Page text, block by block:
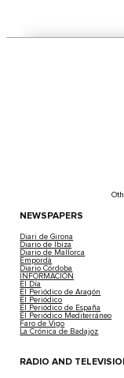
NEWSPAPERS
Diari de Girona
Diario de Ibiza
Diario de Mallorca
Empordà
Diario Córdoba
INFORMACIÓN
El Día
El Periódico de Aragón
El Periódico
El Periódico de España
El Periódico Mediterráneo
Faro de Vigo
La Crónica de Badajoz
RADIO AND